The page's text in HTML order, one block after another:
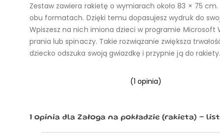
Zestaw zawiera rakietę o wymiarach około 83 × 75
obu formatach. Dzięki temu dopasujesz wydruk do
Wpiszesz na nich imiona dzieci w programie Microsoft
prania lub spinaczy. Takie rozwiązanie zwiększa
dziecko odszuka swoją gwiazdkę i przypnie ją do
(1 opinia)
1 opinia dlaZałoga na pokładzie (rakieta) –